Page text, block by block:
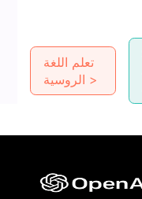
تعلم اللغة
الروسية >